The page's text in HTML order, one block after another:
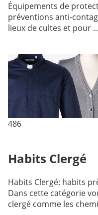
Équipements de
préventions anti-
lieux de cultes et pour ...
486
Habits Clergé
Habits Clergé: habits
Dans cette catégorie
clergé comme les